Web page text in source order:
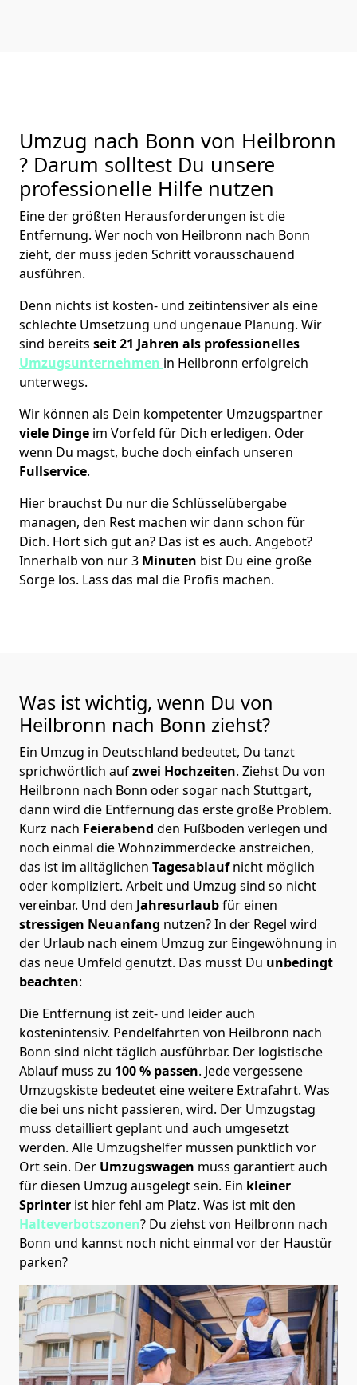
Umzug nach Bonn von Heilbronn
? Darum solltest Du unsere
professionelle Hilfe nutzen
Eine der größten Herausforderungen ist die
Entfernung. Wer noch von Heilbronn nach Bonn
zieht, der muss jeden Schritt vorausschauend
ausführen.
Denn nichts ist kosten- und zeitintensiver als eine
schlechte Umsetzung und ungenaue Planung. Wir
sind bereits seit 21 Jahren als professionelles
Umzugsunternehmen in Heilbronn erfolgreich
unterwegs.
Wir können als Dein kompetenter Umzugspartner
viele Dinge im Vorfeld für Dich erledigen. Oder
wenn Du magst, buche doch einfach unseren
Fullservice.
Hier brauchst Du nur die Schlüsselübergabe
managen, den Rest machen wir dann schon für
Dich. Hört sich gut an? Das ist es auch. Angebot?
Innerhalb von nur 3 Minuten bist Du eine große
Sorge los. Lass das mal die Profis machen.
Was ist wichtig, wenn Du von
Heilbronn nach Bonn ziehst?
Ein Umzug in Deutschland bedeutet, Du tanzt
sprichwörtlich aufzwei Hochzeiten. Ziehst Du von
Heilbronn nach Bonn oder sogar nach Stuttgart,
dann wird die Entfernung das erste große Problem.
Kurz nach Feierabend den Fußboden verlegen und
noch einmal die Wohnzimmerdecke anstreichen,
das ist im alltäglichen Tagesablaufnicht möglich
oder kompliziert. Arbeit und Umzug sind so nicht
vereinbar. Und den Jahresurlaubfür einen
stressigen Neuanfang nutzen? In der Regel wird
der Urlaub nach einem Umzug zur Eingewöhnung in
das neue Umfeld genutzt. Das musst Du unbedingt
beachten:
Die Entfernung ist zeit- und leider auch
kostenintensiv. Pendelfahrten von Heilbronn nach
Bonn sind nicht täglich ausführbar. Der logistische
Ablauf muss zu 100 % passen. Jede vergessene
Umzugskiste bedeutet eine weitere Extrafahrt. Was
die bei uns nicht passieren, wird. Der Umzugstag
muss detailliert geplant und auch umgesetzt
werden. Alle Umzugshelfer müssen pünktlich vor
Ort sein. Der Umzugswagen muss garantiert auch
für diesen Umzug ausgelegt sein. Ein kleiner
Sprinter ist hier fehl am Platz. Was ist mit den
Halteverbotszonen? Du ziehst von Heilbronn nach
Bonn und kannst noch nicht einmal vor der Haustür
parken?